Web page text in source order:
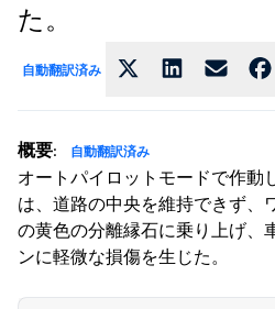
た。
自動翻訳済み
概要: 自動翻訳済み
オートパイロットモードで作動
は、道路の中央を維持できず、
の黄色の分離縁石に乗り上げ、
ンに軽微な損傷を生じた。